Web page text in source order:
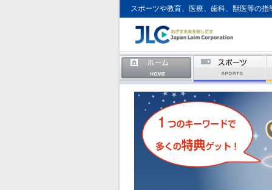
スポーツや教育、医療、歯科、獣医等の